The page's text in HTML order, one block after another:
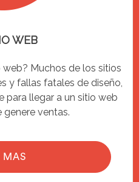
WEB
web? Muchos de los sitios
y fallas fatales de diseño,
para llegar a un sitio web
genere ventas.
MAS